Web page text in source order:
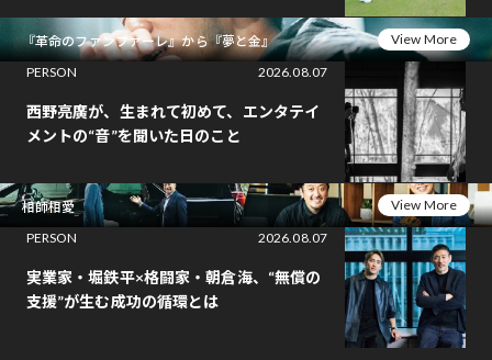
『革命のファンファーレ』から『夢と金』
View More
PERSON
2026.08.07
西野亮廣が、生まれて初めて、エンタテイ
メントの“音”を聞いた日のこと
相師相愛
View More
PERSON
2026.08.07
実業家・堀鉄平×格闘家・朝倉海、“無償の
支援”が生む成功の循環とは